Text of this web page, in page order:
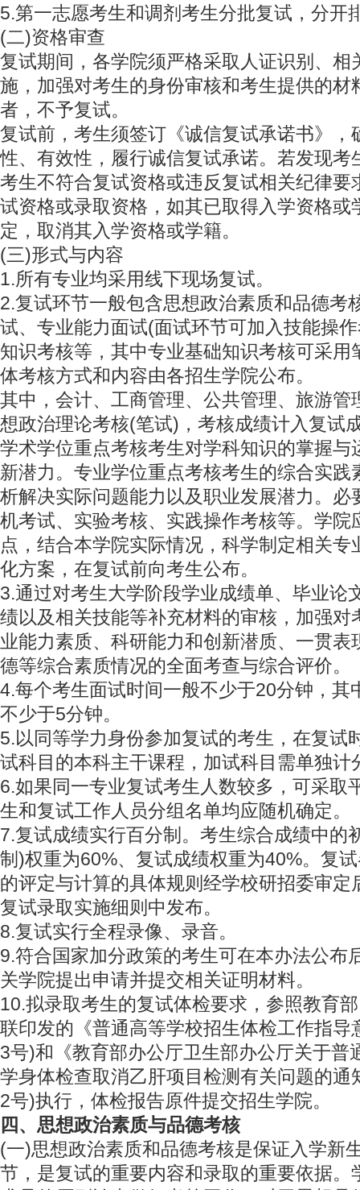
5.第一志愿考生和调剂考生分批复试，分开
(二)资格审查
复试期间，各学院须严格采取人证识别、相
施，加强对考生的身份审核和考生提供的材
者，不予复试。
复试前，考生须签订《诚信复试承诺书》，
性、有效性，履行诚信复试承诺。若发现考
考生不符合复试资格或违反复试相关纪律要
试资格或录取资格，如其已取得入学资格或
定，取消其入学资格或学籍。
(三)形式与内容
1.所有专业均采用线下现场复试。
2.复试环节一般包含思想政治素质和品德考
试、专业能力面试(面试环节可加入技能操
知识考核等，其中专业基础知识考核可采用
体考核方式和内容由各招生学院公布。
其中，会计、工商管理、公共管理、旅游管
想政治理论考核(笔试)，考核成绩计入复试
学术学位重点考核考生对学科知识的掌握与
新潜力。专业学位重点考核考生的综合实践
析解决实际问题能力以及职业发展潜力。必
机考试、实验考核、实践操作考核等。学院
点，结合本学院实际情况，科学制定相关专
化方案，在复试前向考生公布。
3.通过对考生大学阶段学业成绩单、毕业论
绩以及相关技能等补充材料的审核，加强对
业能力素质、科研能力和创新潜质、一贯表
德等综合素质情况的全面考查与综合评价。
4.每个考生面试时间一般不少于20分钟，其
不少于5分钟。
5.以同等学力身份参加复试的考生，在复试
试科目的本科主干课程，加试科目需单独计
6.如果同一专业复试考生人数较多，可采取
生和复试工作人员分组名单均应随机确定。
7.复试成绩实行百分制。考生综合成绩中的
制)权重为60%、复试成绩权重为40%。复
的评定与计算的具体规则经学校研招委审定
复试录取实施细则中发布。
8.复试实行全程录像、录音。
9.符合国家加分政策的考生可在本办法公布
关学院提出申请并提交相关证明材料。
10.拟录取考生的复试体检要求，参照教育
联印发的《普通高等学校招生体检工作指导
3号)和《教育部办公厅卫生部办公厅关于普
学身体检查取消乙肝项目检测有关问题的通
2号)执行，体检报告原件提交招生学院。
四、思想政治素质与品德考核
(一)思想政治素质和品德考核是保证入学新
节，是复试的重要内容和录取的重要依据。